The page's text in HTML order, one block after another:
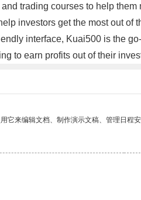
trading courses to help
investors get the most out
interface, Kuai500 is the
to earn profits out of their
它来编辑文档、制作演示文稿、管理日程安